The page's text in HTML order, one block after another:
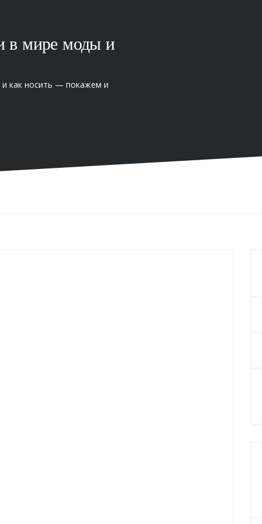
в мире моды и
как носить — покажем и